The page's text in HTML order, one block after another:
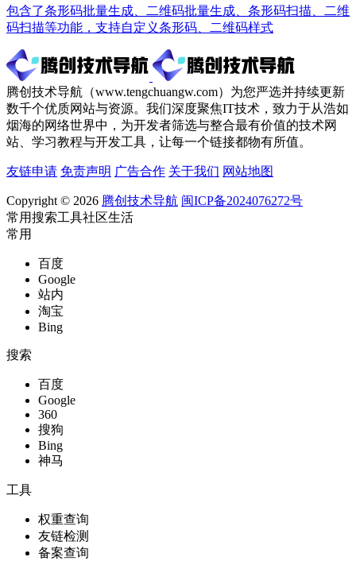
包含了条形码批量生成、二维码批量生成、条形码扫描、二维
码扫描等功能，支持自定义条形码、二维码样式
腾创技术导航（www.tengchuangw.com）为您严选并持续更新
数千个优质网站与资源。我们深度聚焦IT技术，致力于从浩如
烟海的网络世界中，为开发者筛选与整合最有价值的技术网
站、学习教程与开发工具，让每一个链接都物有所值。
友链申请 免责声明 广告合作 关于我们 网站地图
Copyright © 2026 腾创技术导航 闽ICP备2024076272号
常用搜索工具社区生活
常用
百度
Google
站内
淘宝
Bing
搜索
百度
Google
360
搜狗
Bing
神马
工具
权重查询
友链检测
备案查询